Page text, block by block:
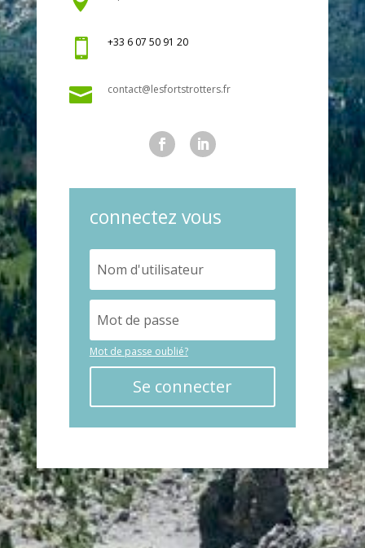
 +33 6 07 50 91 20
 contact@lesfortstrotters.fr
connectez vous
Mot de passe oublié?
Se connecter